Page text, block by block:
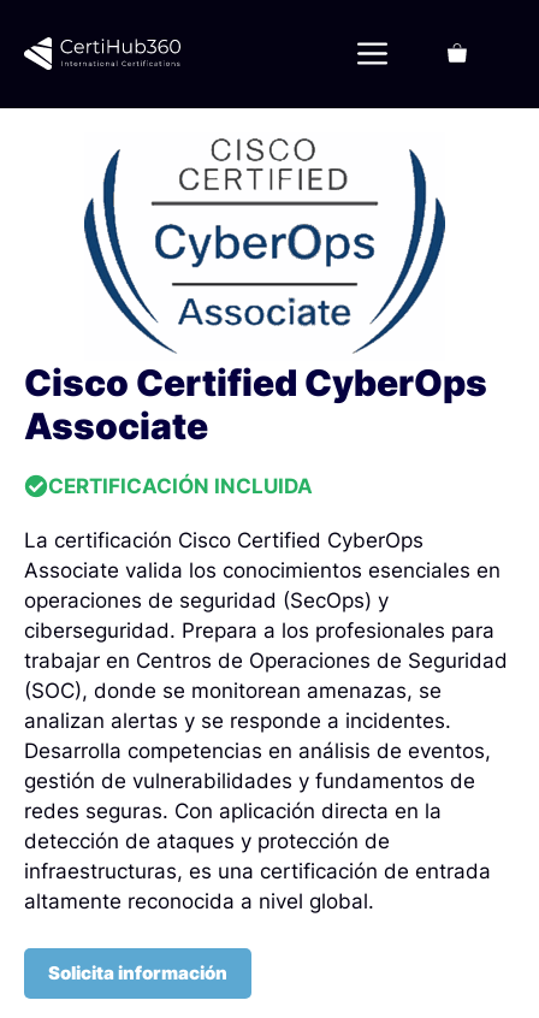
contenido
Menú
Cisco Certified CyberOps
Associate
CERTIFICACIÓN INCLUIDA
La certificación Cisco Certified CyberOps
Associate valida los conocimientos esenciales en
operaciones de seguridad (SecOps) y
ciberseguridad. Prepara a los profesionales para
trabajar en Centros de Operaciones de Seguridad
(SOC), donde se monitorean amenazas, se
analizan alertas y se responde a incidentes.
Desarrolla competencias en análisis de eventos,
gestión de vulnerabilidades y fundamentos de
redes seguras. Con aplicación directa en la
detección de ataques y protección de
infraestructuras, es una certificación de entrada
altamente reconocida a nivel global.
Solicita información